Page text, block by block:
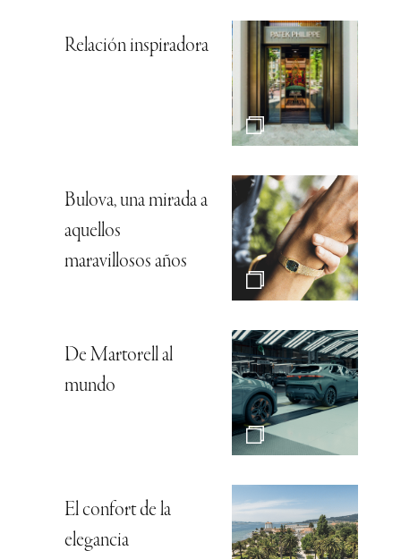
Relación inspiradora
Bulova, una mirada a
aquellos
maravillosos años
De Martorell al
mundo
El confort de la
elegancia